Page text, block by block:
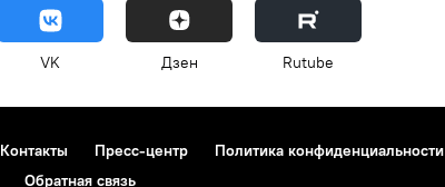
VK Дзен Rutube
Контакты Пресс-центр Политика конфиденциальности
Обратная связь